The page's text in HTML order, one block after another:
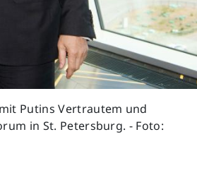
Putins Vertrautem und
in St. Petersburg. - Foto: